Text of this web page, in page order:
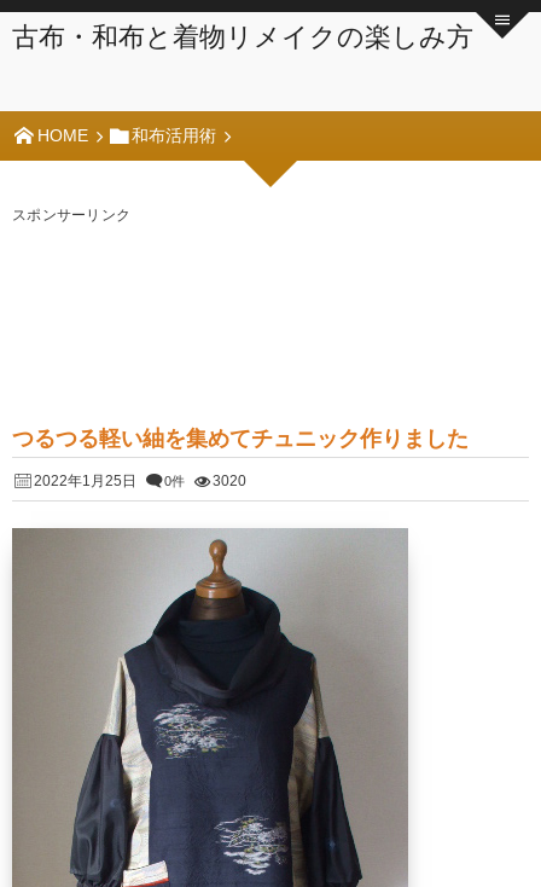
古布・和布と着物リメイクの楽しみ方
HOME 和布活用術
スポンサーリンク
つるつる軽い紬を集めてチュニック作りました
2022年1月25日 0件 3020